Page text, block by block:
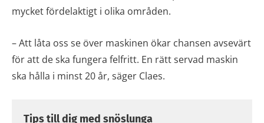
mycket fördelaktigt i olika områden.
– Att låta oss se över maskinen ökar chansen avsevärt
för att de ska fungera felfritt. En rätt servad maskin
ska hålla i minst 20 år, säger Claes.
Tips till dig med snöslunga